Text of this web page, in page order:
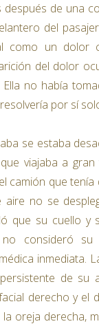
de una
del
como un dolor
del dolor
no había
por sí
se estaba
viajaba a gran
camión que tenía
no se
que su cuello y
consideró
inmediata.
de su
derecho y el
oreja derecha,